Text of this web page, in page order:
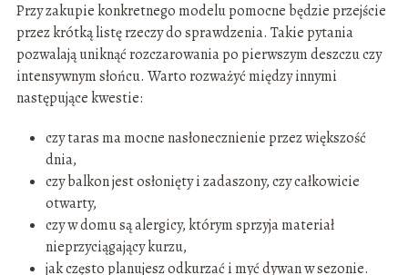
Przy zakupie konkretnego modelu pomocne będzie przejście
przez krótką listę rzeczy do sprawdzenia. Takie pytania
pozwalają uniknąć rozczarowania po pierwszym deszczu czy
intensywnym słońcu. Warto rozważyć między innymi
następujące kwestie:
czy taras ma mocne nasłonecznienie przez większość
dnia,
czy balkon jest osłonięty i zadaszony, czy całkowicie
otwarty,
czy w domu są alergicy, którym sprzyja materiał
nieprzyciągający kurzu,
jak często planujesz odkurzać i myć dywan w sezonie.